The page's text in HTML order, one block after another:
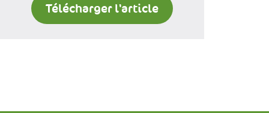
Télécharger l'article